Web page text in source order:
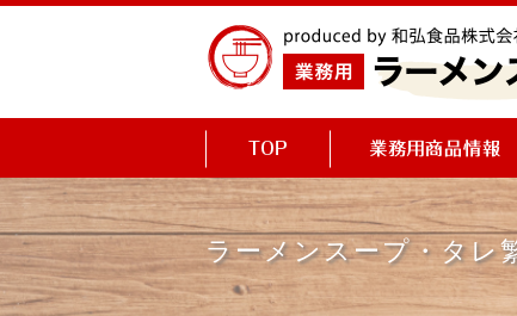
ラーメンスープ・タレ